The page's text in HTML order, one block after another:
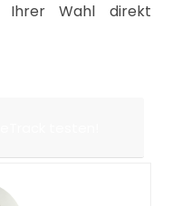
Wahl direkt